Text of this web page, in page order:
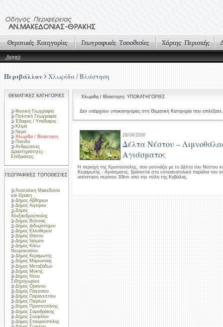
Αρχική
Περιβάλλον Χλωρίδα / Βλάστηση
ΘΕΜΑΤΙΚΕΣ ΚΑΤΗΓΟΡΙΕΣ
Φυσική Γεωγραφία
Πολιτική Γεωγραφία
Έδαφος / Υπέδαφος
Κλίμα
Νερά
Χλωρίδα / Βλάστηση
Πανίδα
Ανθρώπινες
Δραστηριότητες -
Επιδράσεις
ΓΕΩΓΡΑΦΙΚΕΣ ΤΟΠΟΘΕΣΙΕΣ
Ανατολική Μακεδονία
και Θράκη
Δήμος Αβδήρων
Δήμος Αιγείρου
Δήμος
Αλεξανδρούπολης
Δήμος Βύσσας
Δήμος Διδυμοτείχου
Δήμος Ελευθερών
Δήμος Θάσου
Δήμος Ιάσμου
Δήμος Κάτω
Νευροκοπίου
Δήμος Κεραμωτής
Δήμος Μαρωνείας
Δήμος Μεταξάδων
Δήμος Μύκης
Δήμος Νέου
Σιδηροχωρίου
Δήμος Ορεινού
Δήμος Παγγαίου
Δήμος Παρανεστίου
Δήμος Πιερέων
Δήμος Προσοτσάνης
Δήμος Σαμοθράκης
Δήμος Σουφλίου
Δήμος Σταυρούπολης
Χλωρίδα / Βλάστηση: ΥΠΟΚΑΤΗΓΟΡΙΕΣ
Δεν υπάρχουν υποκατηγορίες στη Θεματική Κατηγορία που επιλέξατε.
28/09/2006
Δέλτα Νέστου –
Αγιάσματος
Η περιοχή της Χρυσούπολης, που γειτνιάζει με το Δέλτα του Νέστου
Κεραμωτής - Αγιάσματος, βρίσκεται στα νοτιοανατολικά παράλια του
απόσταση περίπου 30km από την πόλη της Καβάλας.